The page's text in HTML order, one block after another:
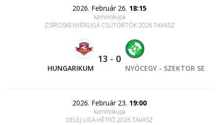
2026. Február 26. 18:15
kaminokupa
ZSÍROSKENYÉRLIGA CSÜTÖRTÖK 2026 TAVASZ
HUNGARIKUM
13 - 0
NYÓCEGY - SZEKTOR SE
2026. Február 23. 19:00
kaminokupa
DELEJ LIGA HÉTFŐ 2026 TAVASZ